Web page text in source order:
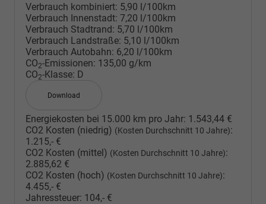
Verbrauch kombiniert: 5,90 l/100km
Verbrauch Innenstadt: 7,20 l/100km
Verbrauch Stadtrand: 5,70 l/100km
Verbrauch Landstraße: 5,10 l/100km
Verbrauch Autobahn: 6,20 l/100km
CO2-Emissionen: 135,00 g/km
CO2-Klasse: D
Download
Energiekosten bei 15.000 km pro Jahr: 1.543,44 €
CO2 Kosten (niedrig) (Kosten Durchschnitt 10 Jahre):
1.215,- €
CO2 Kosten (mittel) (Kosten Durchschnitt 10 Jahre):
2.885,62 €
CO2 Kosten (hoch) (Kosten Durchschnitt 10 Jahre):
4.455,- €
Jahressteuer: 104,- €